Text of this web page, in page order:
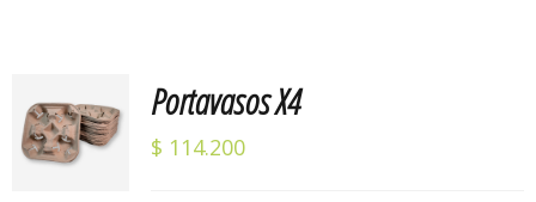
con5.00de 5
AL
CARRITO
Portavasos X4
$ 114.200